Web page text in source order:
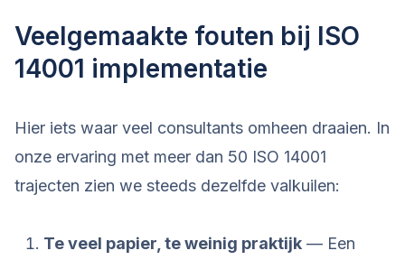
Veelgemaakte fouten bij ISO
14001 implementatie
Hier iets waar veel consultants omheen draaien. In
onze ervaring met meer dan 50 ISO 14001
trajecten zien we steeds dezelfde valkuilen:
Te veel papier, te weinig praktijk — Een